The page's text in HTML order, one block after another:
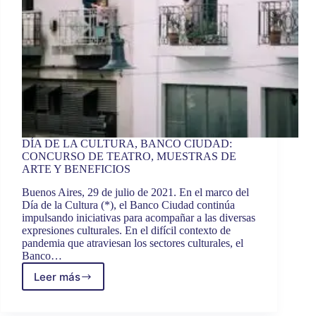
DÍA DE LA CULTURA, BANCO CIUDAD:
CONCURSO DE TEATRO, MUESTRAS DE
ARTE Y BENEFICIOS
Buenos Aires, 29 de julio de 2021. En el marco del
Día de la Cultura (*), el Banco Ciudad continúa
impulsando iniciativas para acompañar a las diversas
expresiones culturales. En el difícil contexto de
pandemia que atraviesan los sectores culturales, el
Banco…
Leer más
DÍA